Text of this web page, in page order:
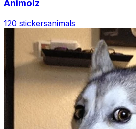
Animolz
120 stickersanimals